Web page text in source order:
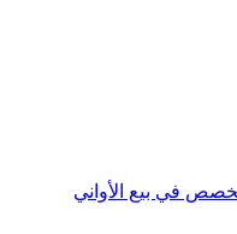
في بيع الأواني